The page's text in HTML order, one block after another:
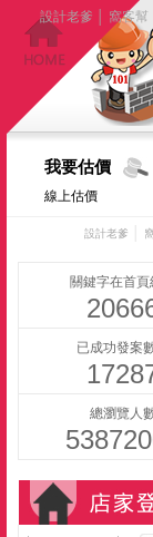
設計老爹 窩客幫
我要估價
線上估價
設計老爹
關鍵字在首頁
已成功發案
總瀏覽人